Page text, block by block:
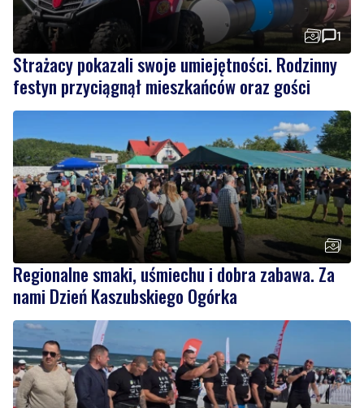
1
Strażacy pokazali swoje umiejętności. Rodzinny
festyn przyciągnął mieszkańców oraz gości
Regionalne smaki, uśmiechu i dobra zabawa. Za
nami Dzień Kaszubskiego Ogórka